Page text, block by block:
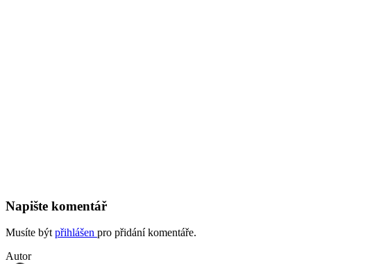
Napište komentář
Musíte být přihlášen pro přidání komentáře.
Autor